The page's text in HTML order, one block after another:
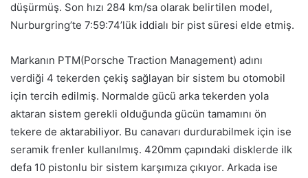
düşürmüş. Son hızı 284 km/sa olarak belirtilen model,
Nurburgring’te 7:59:74’lük iddialı bir pist süresi elde etmiş.
Markanın PTM(Porsche Traction Management) adını
verdiği 4 tekerden çekiş sağlayan bir sistem bu otomobil
için tercih edilmiş. Normalde gücü arka tekerden yola
aktaran sistem gerekli olduğunda gücün tamamını ön
tekere de aktarabiliyor. Bu canavarı durdurabilmek için ise
seramik frenler kullanılmış. 420mm çapındaki disklerde ilk
defa 10 pistonlu bir sistem karşımıza çıkıyor. Arkada ise